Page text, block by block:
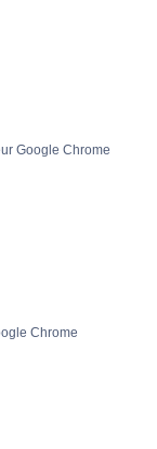
de partir à la
!
Google Chrome
Chrome